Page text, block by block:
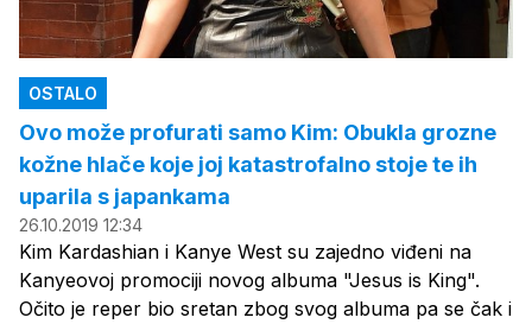
OSTALO
Ovo može profurati samo Kim: Obukla grozne
kožne hlače koje joj katastrofalno stoje te ih
uparila s japankama
26.10.2019 12:34
Kim Kardashian i Kanye West su zajedno viđeni na
Kanyeovoj promociji novog albuma "Jesus is King".
Očito je reper bio sretan zbog svog albuma pa se čak i